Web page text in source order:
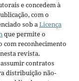
e concedem à
com o
sob aLicença
que permite o
reconhecimento
revista.
contratos
distribuição não-